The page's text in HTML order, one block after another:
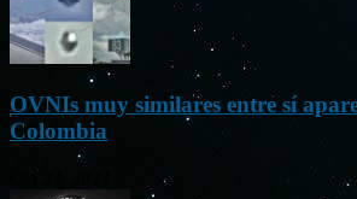
OVNIs muy similares entre sí
Colombia